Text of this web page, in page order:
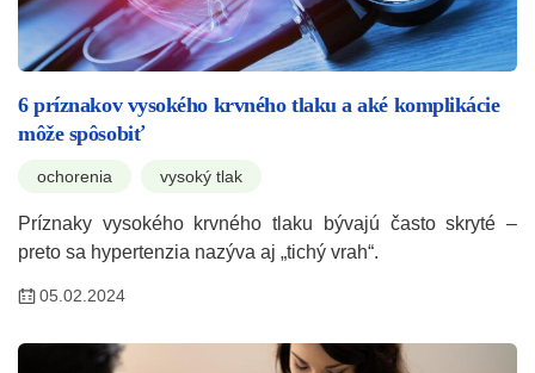
6 príznakov vysokého krvného tlaku a aké komplikácie
môže spôsobiť
ochorenia vysoký tlak
Príznaky vysokého krvného tlaku bývajú často skryté –
preto sa hypertenzia nazýva aj „tichý vrah“.
05.02.2024